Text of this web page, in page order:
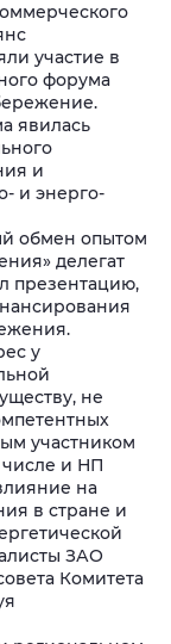
участие в
форума
явилась
и
и энерго-
обмен опытом
делегат
презентацию,
у
не
участником
и НП
на
в стране и
ЗАО
Комитета